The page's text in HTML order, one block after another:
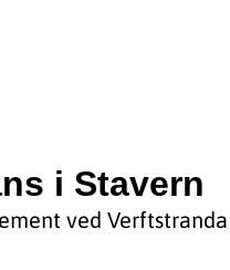
i Stavern
ved